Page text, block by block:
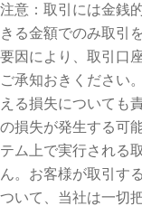
注意：取引には金銭
きる金額でのみ取引
要因により、取引口
ご承知おきください
える損失についても
の損失が発生する可
テム上で実行される
ん。お客様が取引す
ついて、当社は一切